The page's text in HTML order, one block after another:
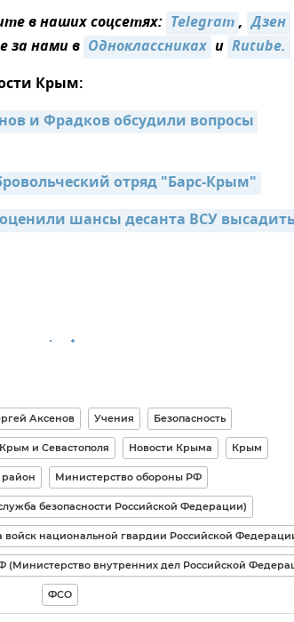
в наших соцсетях: Telegram, Дзен
за нами в Одноклассниках и Rutube.
Крым:
и Фрадков обсудили вопросы
отряд "Барс-Крым"
шансы десанта ВСУ
Аксенов Учения Безопасность
и Севастополя Новости Крыма Крым
Министерство обороны РФ
безопасности Российской Федерации)
войск национальной гвардии Российской
(Министерство внутренних дел Российской
ФСО